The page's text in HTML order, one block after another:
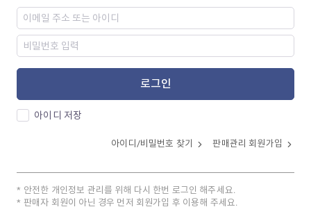
로그인
아이디 저장
아이디/비밀번호 찾기 판매관리 회원가입
안전한 개인정보 관리를 위해 다시 한번 로그인 해주세요.
판매자 회원이 아닌 경우 먼저 회원가입 후 이용해 주세요.